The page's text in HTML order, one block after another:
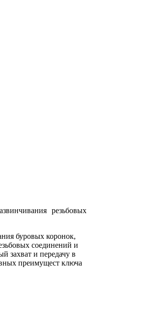
резьбовых
буровых коронок,
соединений и
захват и передачу в
преимущест ключа